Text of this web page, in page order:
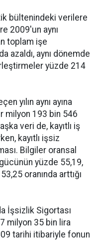
bültenindeki verilere
2009'un aynı
toplam işe
azaldı, aynı dönemde
yüzde 214
yılın aynı ayına
milyon 193 bin 546
veri de, kayıtlı iş
kayıtlı işsiz
Bilgiler oransal
yüzde 55,19,
oranında arttığı
İşsizlik Sigortası
milyon 35 bin lira
tarihi itibariyle fonun